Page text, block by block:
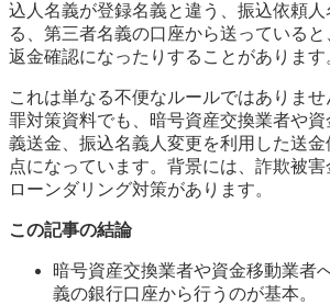
込人名義が登録名義と違う、振込依頼
る、第三者名義の口座から送っていると
返金確認になったりすることがあります
これは単なる不便なルールではありま
罪対策資料でも、暗号資産交換業者や
義送金、振込名義人変更を利用した送
点になっています。背景には、詐欺被害
ローンダリング対策があります。
この記事の結論
暗号資産交換業者や資金移動業者
義の銀行口座から行うのが基本。